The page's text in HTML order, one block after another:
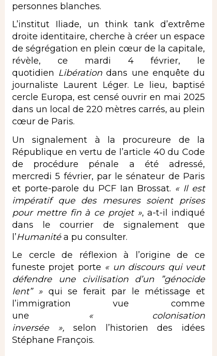
personnes blanches.
L’institut Iliade, un think tank d’extrême
droite identitaire, cherche à créer un espace
de ségrégation en plein cœur de la capitale,
révèle, ce mardi 4 février, le
quotidien Libérationdans une enquête du
journaliste Laurent Léger. Le lieu, baptisé
cercle Europa, est censé ouvrir en mai 2025
dans un local de 220 mètres carrés, au plein
cœur de Paris.
Un signalement à la procureure de la
République en vertu de l’article 40 du Code
de procédure pénale a été adressé,
mercredi 5 février, par le sénateur de Paris
et porte-parole du PCF Ian Brossat. « Il est
impératif que des mesures soient prises
pour mettre fin à ce projet », a-t-il indiqué
dans le courrier de signalement que
l’Humanitéa pu consulter.
Le cercle de réflexion à l’origine de ce
funeste projet porte « un discours qui veut
défendre une civilisation d’un ”génocide
lent” »qui se ferait par le métissage et
l’immigration vue comme
une
« colonisation
inversée », selon l’historien des idées
Stéphane François.